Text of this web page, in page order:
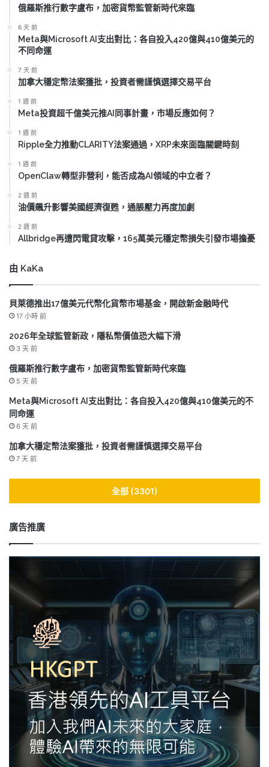
俄羅斯推行數字盧布，加密貨幣監管新時代來臨
6 天 前
Meta與Microsoft AI支出對比：各自投入420億與410億美元的
不同命運
7 天 前
加拿大穩定幣法案獲批，投資者需謹慎選擇交易平台
1 週 前
Meta投資超千億美元推AI同事計畫，市場反應如何？
1 週 前
Ripple全力推動CLARITY法案通過，XRP未來面臨關鍵時刻
1 週 前
OpenClaw轉型非營利，能否成為AI領域的中立者？
2 週 前
油價飆升影響美國經濟復甦，通脹壓力再度加劇
2 週 前
Allbridge再遭閃電貸攻擊，165萬美元穩定幣損失引發市場擔憂
由 KaKa
貝萊德推出17億美元代幣化貨幣市場基金，開啟新金融時代
17 小時 前
2026年全球監管新政，隱私幣價值恐大幅下滑
3 天 前
俄羅斯推行數字盧布，加密貨幣監管新時代來臨
5 天 前
Meta與Microsoft AI支出對比：各自投入420億與410億美元的不
同命運
6 天 前
加拿大穩定幣法案獲批，投資者需謹慎選擇交易平台
7 天 前
全部 (3301)
廣告推廣